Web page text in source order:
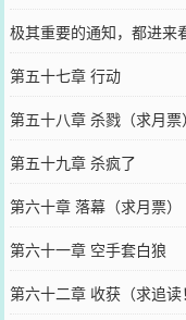
极其重要的通知，都进来
第五十七章 行动
第五十八章 杀戮（求月票）
第五十九章 杀疯了
第六十章 落幕（求月票）
第六十一章 空手套白狼
第六十二章 收获（求追读